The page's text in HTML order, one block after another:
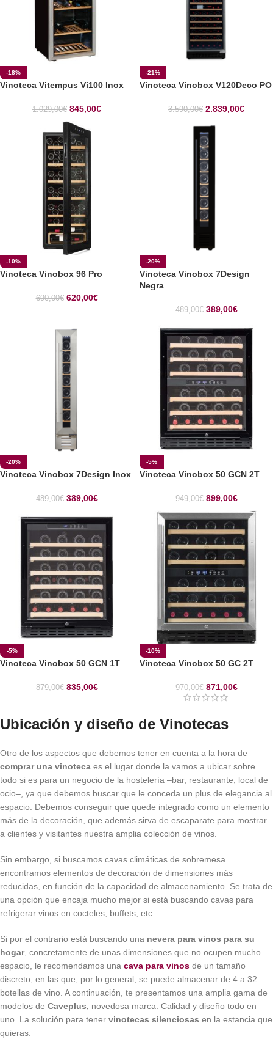
-18%
Vinoteca Vitempus Vi100 Inox
1.029,00€ 845,00€
-21%
Vinoteca Vinobox V120Deco PO
3.590,00€ 2.839,00€
-10%
Vinoteca Vinobox 96 Pro
690,00€ 620,00€
-20%
Vinoteca Vinobox 7Design
Negra
489,00€ 389,00€
-20%
Vinoteca Vinobox 7Design Inox
489,00€ 389,00€
-5%
Vinoteca Vinobox 50 GCN 2T
949,00€ 899,00€
-5%
Vinoteca Vinobox 50 GCN 1T
879,00€ 835,00€
-10%
Vinoteca Vinobox 50 GC 2T
970,00€ 871,00€
Ubicación y diseño de Vinotecas
Otro de los aspectos que debemos tener en cuenta a la hora de
comprar una vinoteca es el lugar donde la vamos a ubicar sobre
todo si es para un negocio de la hostelería –bar, restaurante, local de
ocio–, ya que debemos buscar que le conceda un plus de elegancia al
espacio. Debemos conseguir que quede integrado como un elemento
más de la decoración, que además sirva de escaparate para mostrar
a clientes y visitantes nuestra amplia colección de vinos.
Sin embargo, si buscamos cavas climáticas de sobremesa
encontramos elementos de decoración de dimensiones más
reducidas, en función de la capacidad de almacenamiento. Se trata de
una opción que encaja mucho mejor si está buscando cavas para
refrigerar vinos en cocteles, buffets, etc.
Si por el contrario está buscando una nevera para vinos para su
hogar, concretamente de unas dimensiones que no ocupen mucho
espacio, le recomendamos una cava para vinos de un tamaño
discreto, en las que, por lo general, se puede almacenar de 4 a 32
botellas de vino. A continuación, te presentamos una amplia gama de
modelos de Caveplus, novedosa marca. Calidad y diseño todo en
uno. La solución para tener vinotecas silenciosas en la estancia que
quieras.